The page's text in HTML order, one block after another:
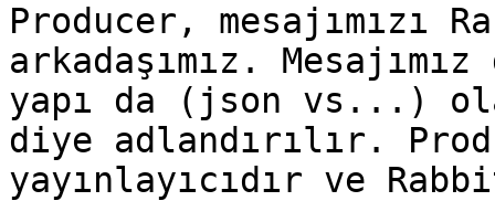
Producer, mesajımızı
arkadaşımız.
yapı da (json vs...)
diye adlandırılır.
yayınlayıcıdır ve